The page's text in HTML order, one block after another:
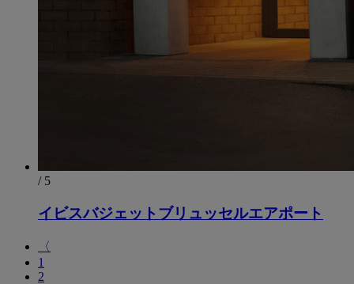
/ 5
イビスバジェットブリュッセルエアポート
〈
1
2